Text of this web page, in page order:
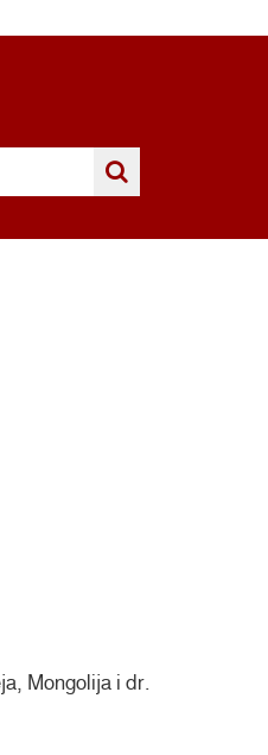
Mongolija i dr.